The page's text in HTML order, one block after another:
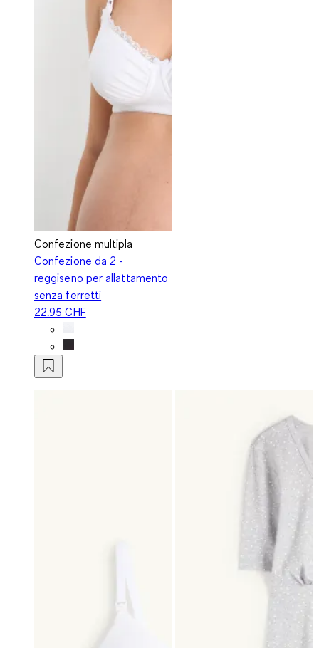
Confezione multipla
Confezione da 2 -
reggiseno per allattamento
senza ferretti
22.95 CHF